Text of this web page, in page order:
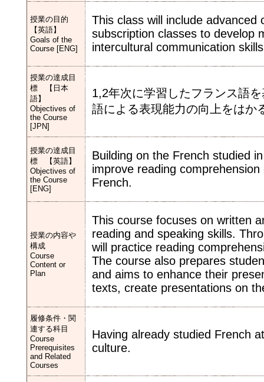
授業の目的
【英語】
Goals of the
Course [ENG]
This class will include
subscription classes to develop
intercultural communication
授業の達成目
標 【日本
語】
Objectives of
the Course
[JPN]
1,2年次に学習したフランス語
語による表現能力の向上をはか
授業の達成目
標 【英語】
Objectives of
the Course
[ENG]
Building on the French studied
improve reading
French.
授業の内容や
構成
Course
Content or
Plan
This course focuses on written
reading and speaking skills.
will practice reading
The course also prepares
and aims to enhance their
texts, create presentations on
履修条件・関
連する科目
Course
Prerequisites
and Related
Courses
Having already studied French
culture.